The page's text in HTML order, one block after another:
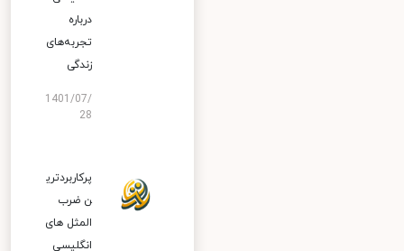
درباره
تجربه‌های
زندگی
1401/07/
28
پرکاربردتری
ن ضرب
المثل های
انگلیسی